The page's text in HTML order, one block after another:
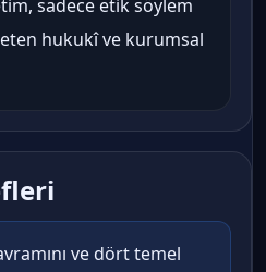
sadece etik söylem
hukukî ve kurumsal
ve dört temel